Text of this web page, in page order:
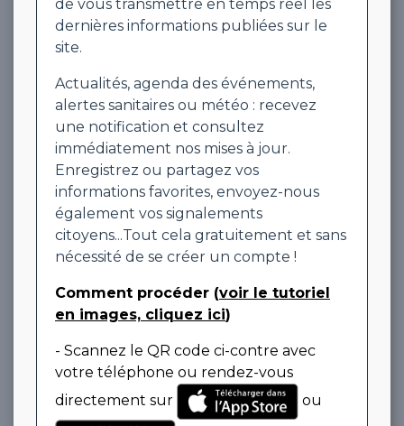
de vous transmettre en temps réel les
dernières informations publiées sur le
site.
Actualités, agenda des événements,
alertes sanitaires ou météo : recevez
une notification et consultez
immédiatement nos mises à jour.
Enregistrez ou partagez vos
informations favorites, envoyez-nous
également vos signalements
citoyens...Tout cela gratuitement et sans
nécessité de se créer un compte !
Comment procéder (voir le tutoriel
en images, cliquez ici)
- Scannez le QR code ci-contre avec
votre téléphone ou rendez-vous
directement sur
ou